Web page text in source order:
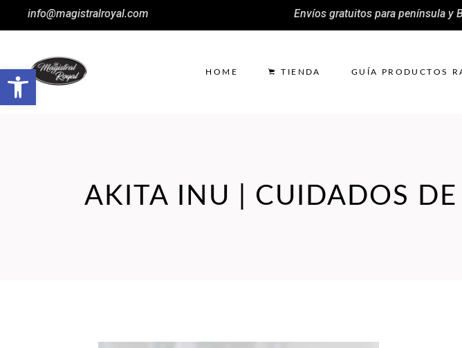
Abrir barra de herramientas
info@magistralroyal.com Envíos gratuitos para península y
HOME TIENDA GUÍA PRODUCTOS
AKITA INU | CUIDADOS